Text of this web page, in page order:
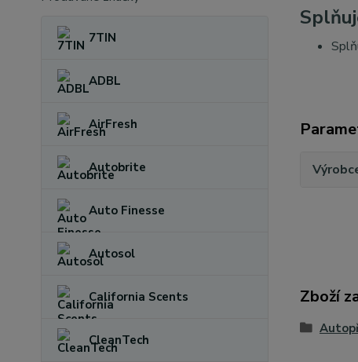
7TIN
ADBL
AirFresh
Autobrite
Auto Finesse
Autosol
California Scents
CleanTech
Zboží